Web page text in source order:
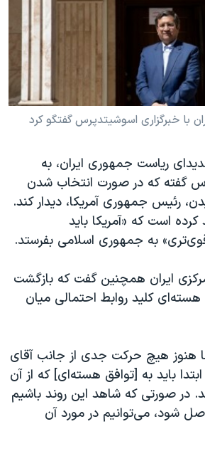
۲۰۲۴
اسرائیل
نوبل صلح
آمریکا «سی‌پک»
چین
با خبرگزاری اسوشیتدپرس گفتگو کرد
ریاست جمهوری ایران، به
گفته که در صورت انتخاب شدن
رئیس جمهوری آمریکا، دیدار کند.
است که «آمریکا باید
به جمهوری اسلامی بفرستد.
ایران همچنین گفت که بازگشت
هسته‌ای کلید روابط احتمالی میان
هنوز هیچ حرکت جدی از جانب آقای
ابتدا باید به [توافق هسته‌ای] که از آن
در صورتی که شاهد این روند باشیم
شود، می‌توانیم در مورد آن